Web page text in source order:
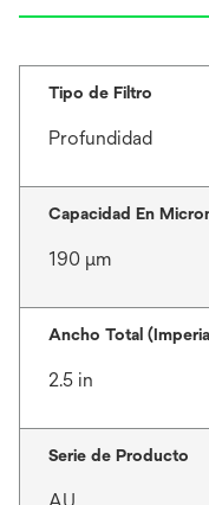
Tipo de Filtro
Profundidad
Capacidad En
190 μm
Ancho Total
2.5 in
Serie de Producto